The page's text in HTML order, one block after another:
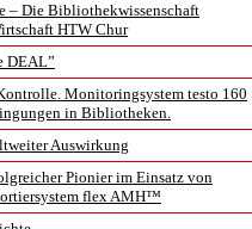
– Die Bibliothekwissenschaft
HTW Chur
DEAL”
Monitoringsystem testo 160
in Bibliotheken.
Auswirkung
Pionier im Einsatz von
flex AMH™